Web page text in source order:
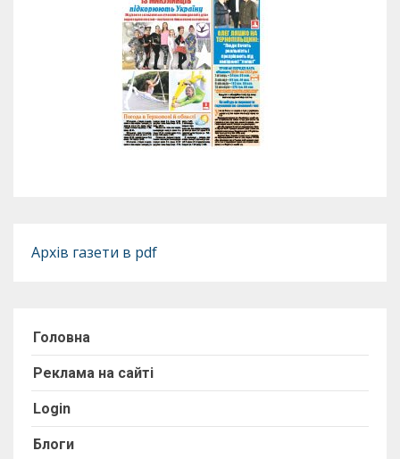
Архів газети в pdf
Головна
Реклама на сайті
Login
Блоги